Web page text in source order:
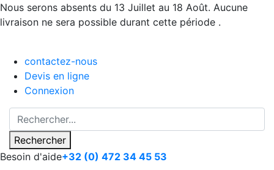
Nous serons absents du 13 Juillet au 18 Août. Aucune
livraison ne sera possible durant cette période .
contactez-nous
Devis en ligne
Connexion
Rechercher
Besoin d'aide+32 (0) 472 34 45 53